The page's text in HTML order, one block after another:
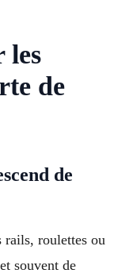
les
de
de
rails, roulettes ou
souvent de